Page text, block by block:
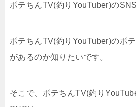
ポテちんTV(釣りYouTuber)の
ポテちんTV(釣りYouTuber)のポ
があるのか知りたいです。
そこで、ポテちんTV(釣り